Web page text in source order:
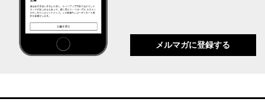
メルマガに登録する